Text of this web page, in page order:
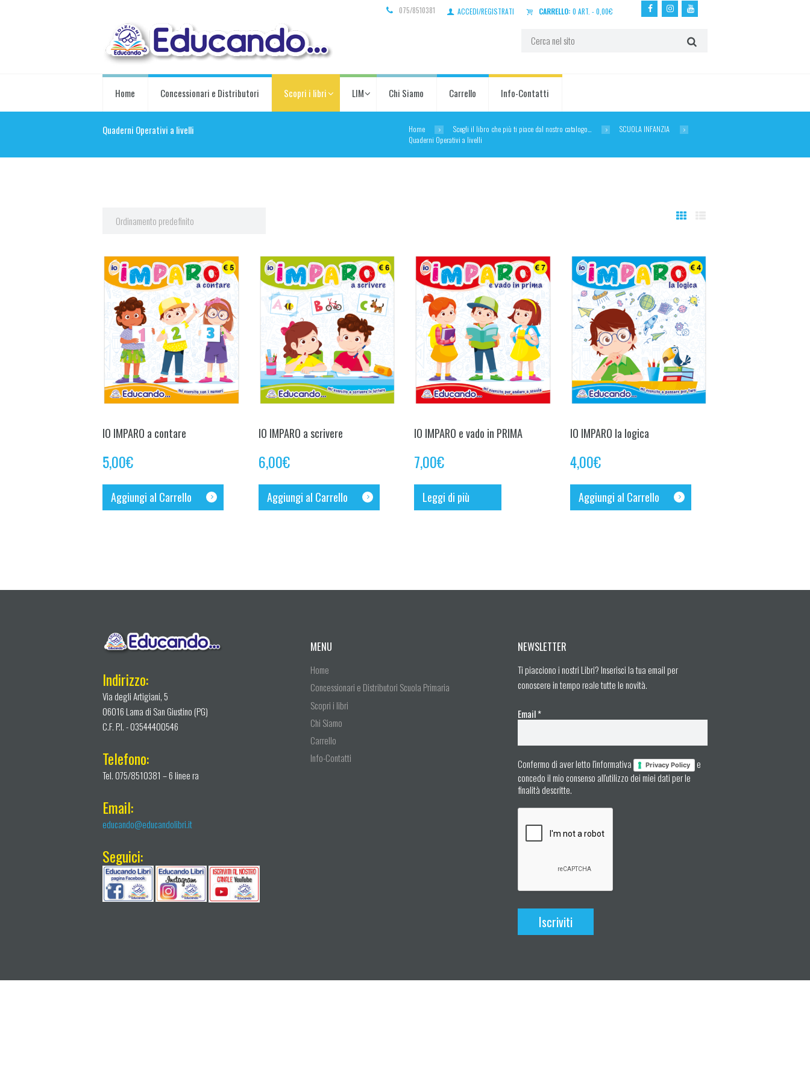
075/8510381 ACCEDI/REGISTRATI CARRELLO: 0 ART. - 0,00€
Home Concessionari e Distributori Scopri i libri LIM Chi Siamo Carrello Info-Contatti
Quaderni Operativi a livelli Home Scegli il libro che più ti piace dal nostro catalogo…
SCUOLA INFANZIA
Quaderni Operativi a livelli
IO IMPARO a contare
5,00€
Aggiungi al Carrello
IO IMPARO a scrivere
6,00€
Aggiungi al Carrello
IO IMPARO e vado in PRIMA
7,00€
Leggi di più
IO IMPARO la logica
4,00€
Aggiungi al Carrello
Indirizzo:
Via degli Artigiani, 5
06016 Lama di San Giustino (PG)
C.F. P.I. - 03544400546
Telefono:
Tel. 075/8510381 – 6 linee ra
Email:
educando@educandolibri.it
Seguici:
MENU
Home
Concessionari e Distributori Scuola Primaria
Scopri i libri
Chi Siamo
Carrello
Info-Contatti
NEWSLETTER
Ti piacciono i nostri Libri? Inserisci la tua email per
conoscere in tempo reale tutte le novità.
Email*
Confermo di aver letto l'informativa Privacy Policy
e
concedo il mio consenso all'utilizzo dei miei dati per le
finalità descritte.